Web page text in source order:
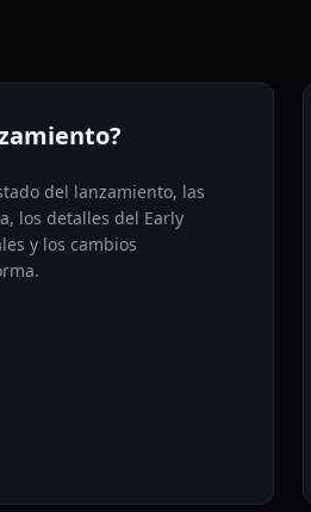
del lanzamiento, las
los detalles del Early
y los cambios